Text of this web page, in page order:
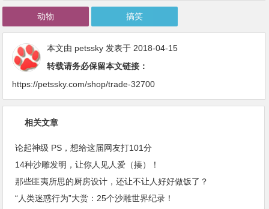
动物 搞笑
本文由 petssky 发表于 2018-04-15
转载请务必保留本文链接：
https://petssky.com/shop/trade-32700
相关文章
论起神级 PS，想给这届网友打101分
14种沙雕发明，让你人见人爱（揍）！
那些匪夷所思的厨房设计，还让不让人好好做饭了？
“人类迷惑行为”大赏：25个沙雕世界纪录！